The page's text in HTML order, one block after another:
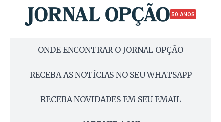
50 ANOS
ONDE ENCONTRAR O JORNAL OPÇÃO
RECEBA AS NOTÍCIAS NO SEU WHATSAPP
RECEBA NOVIDADES EM SEU EMAIL